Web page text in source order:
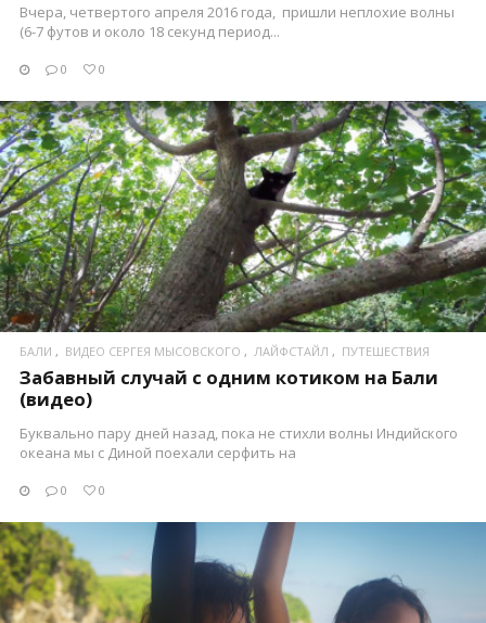
Вчера, четвертого апреля 2016 года, пришли неплохие волны
(6-7 футов и около 18 секунд период...
0 0
ПОСМОТРЕТЬ
БАЛИ ВИДЕО СЕРГЕЯ МЫСОВСКОГО ЛАЙФСТАЙЛ ПУТЕШЕСТВИЯ
Забавный случай с одним котиком на Бали
(видео)
Буквально пару дней назад, пока не стихли волны Индийского
океана мы с Диной поехали серфить на
0 0